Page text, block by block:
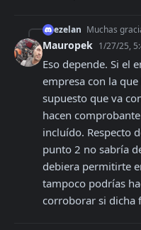
ezelan Muchas gracias por repsonder, y perdón
Mauropek 1/27/25,
Eso depende. Si el
empresa con la
supuesto que va
hacen
incluído. Respecto
punto 2 no sabría
debiera permitirte
tampoco podrías
corroborar si dicha